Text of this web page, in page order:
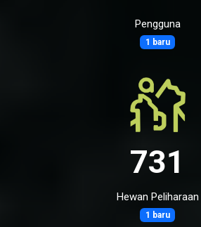
Pengguna
1 baru
731
Hewan Peliharaan
1 baru